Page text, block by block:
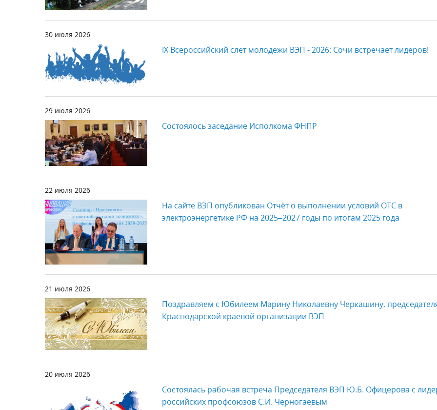
30 июля 2026
IX Всероссийский слет молодежи ВЭП - 2026: Сочи встречает лидеров!
29 июля 2026
Состоялось заседание Исполкома ФНПР
22 июля 2026
На сайте ВЭП опубликован Отчёт о выполнении условий ОТС в
электроэнергетике РФ на 2025–2027 годы по итогам 2025 года
21 июля 2026
Поздравляем с Юбилеем Марину Николаевну Черкашину,
Краснодарской краевой организации ВЭП
20 июля 2026
Состоялась рабочая встреча Председателя ВЭП Ю.Б. Офицерова с
российских профсоюзов С.И. Черногаевым